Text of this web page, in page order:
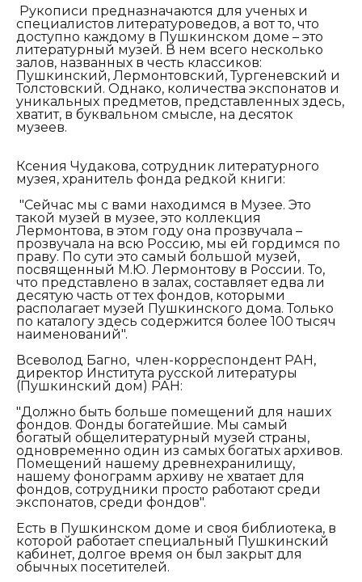
Рукописи предназначаются для ученых и
специалистов литературоведов, а вот то, что
доступно каждому в Пушкинском доме – это
литературный музей. В нем всего несколько
залов, названных в честь классиков:
Пушкинский, Лермонтовский, Тургеневский и
Толстовский. Однако, количества экспонатов и
уникальных предметов, представленных здесь,
хватит, в буквальном смысле, на десяток
музеев.
Ксения Чудакова, сотрудник литературного
музея, хранитель фонда редкой книги:
"Сейчас мы с вами находимся в Музее. Это
такой музей в музее, это коллекция
Лермонтова, в этом году она прозвучала –
прозвучала на всю Россию, мы ей гордимся по
праву. По сути это самый большой музей,
посвященный М.Ю. Лермонтову в России. То,
что представлено в залах, составляет едва ли
десятую часть от тех фондов, которыми
располагает музей Пушкинского дома. Только
по каталогу здесь содержится более 100 тысяч
наименований".
Всеволод Багно, член-корреспондент РАН,
директор Института русской литературы
(Пушкинский дом) РАН:
"Должно быть больше помещений для наших
фондов. Фонды богатейшие. Мы самый
богатый общелитературный музей страны,
одновременно один из самых богатых архивов.
Помещений нашему древнехранилищу,
нашему фонограмм архиву не хватает для
фондов, сотрудники просто работают среди
экспонатов, среди фондов".
Есть в Пушкинском доме и своя библиотека, в
которой работает специальный Пушкинский
кабинет, долгое время он был закрыт для
обычных посетителей.